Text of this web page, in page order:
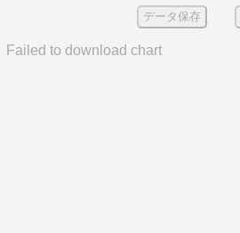
データ保存
Failed to download chart